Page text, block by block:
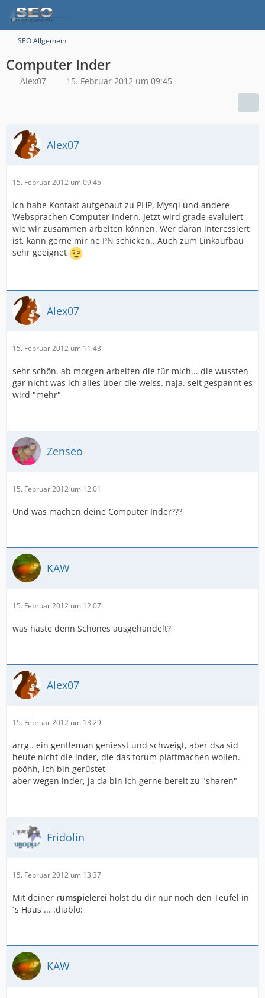
SEO Allgemein
Computer Inder
Alex07 15. Februar 2012 um 09:45
Alex07
15. Februar 2012 um 09:45
Ich habe Kontakt aufgebaut zu PHP, Mysql und andere
Websprachen Computer Indern. Jetzt wird grade evaluiert
wie wir zusammen arbeiten können. Wer daran interessiert
ist, kann gerne mir ne PN schicken.. Auch zum Linkaufbau
sehr geeignet
Alex07
15. Februar 2012 um 11:43
sehr schön. ab morgen arbeiten die für mich... die wussten
gar nicht was ich alles über die weiss. naja. seit gespannt es
wird "mehr"
Zenseo
15. Februar 2012 um 12:01
Und was machen deine Computer Inder???
KAW
15. Februar 2012 um 12:07
was haste denn Schönes ausgehandelt?
Alex07
15. Februar 2012 um 13:29
arrg.. ein gentleman geniesst und schweigt, aber dsa sid
heute nicht die inder, die das forum plattmachen wollen.
pööhh, ich bin gerüstet
aber wegen inder, ja da bin ich gerne bereit zu "sharen"
Fridolin
15. Februar 2012 um 13:37
Mit deiner rumspielerei holst du dir nur noch den Teufel in
´s Haus ... :diablo:
KAW